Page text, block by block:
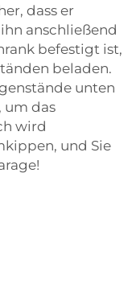
dass er
anschließend
befestigt ist,
beladen.
unten
um das
wird
und Sie